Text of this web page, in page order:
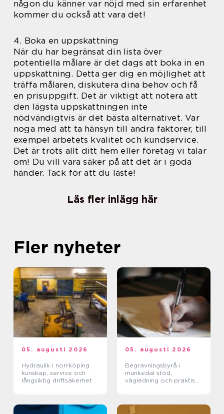
någon du känner var nöjd med sin erfarenhet
kommer du också att vara det!
4. Boka en uppskattning
När du har begränsat din lista över
potentiella målare är det dags att boka in en
uppskattning. Detta ger dig en möjlighet att
träffa målaren, diskutera dina behov och få
en prisuppgift. Det är viktigt att notera att
den lägsta uppskattningen inte
nödvändigtvis är det bästa alternativet. Var
noga med att ta hänsyn till andra faktorer, till
exempel arbetets kvalitet och kundservice.
Det är trots allt ditt hem eller företag vi talar
om! Du vill vara säker på att det är i goda
händer. Tack för att du läste!
Läs fler inlägg här
Fler nyheter
05. augusti 2026
Hydraulik i norrköping
kunskap, service och
långsiktig driftsäkerhet
05. augusti 2026
Begravningsbyrå i
munkedal stöd,
vägledning och praktisk